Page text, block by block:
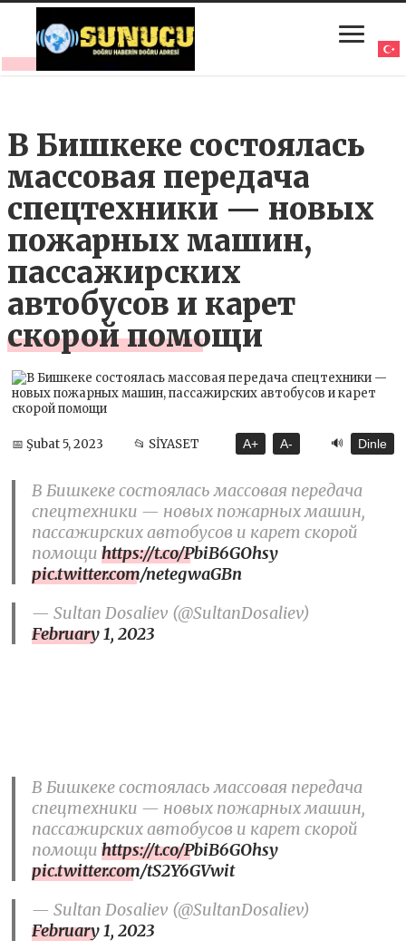
В Бишкеке состоялась
массовая передача
спецтехники — новых
пожарных машин,
пассажирских
автобусов и карет
скорой помощи
📅 Şubat 5, 2023 📂 SİYASET A+ A- 🔊 Dinle
В Бишкеке состоялась массовая передача
спецтехники — новых пожарных машин,
пассажирских автобусов и карет скорой
помощиhttps://t.co/PbiB6GOhsy
pic.twitter.com/netegwaGBn
— Sultan Dosaliev (@SultanDosaliev)
February 1, 2023
В Бишкеке состоялась массовая передача
спецтехники — новых пожарных машин,
пассажирских автобусов и карет скорой
помощиhttps://t.co/PbiB6GOhsy
pic.twitter.com/tS2Y6GVwit
— Sultan Dosaliev (@SultanDosaliev)
February 1, 2023